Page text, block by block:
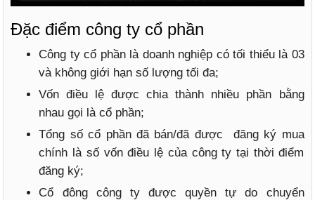
Đặc điểm công ty cổ phần
Công ty cổ phần là doanh nghiệp có tối thiểu là 03
và không giới hạn số lượng tối đa;
Vốn điều lệ được chia thành nhiều phần bằng
nhau gọi là cổ phần;
Tổng số cổ phần đã bán/đã được đăng ký mua
chính là số vốn điều lệ của công ty tại thời điểm
đăng ký;
Cổ đông công ty được quyền tự do chuyển